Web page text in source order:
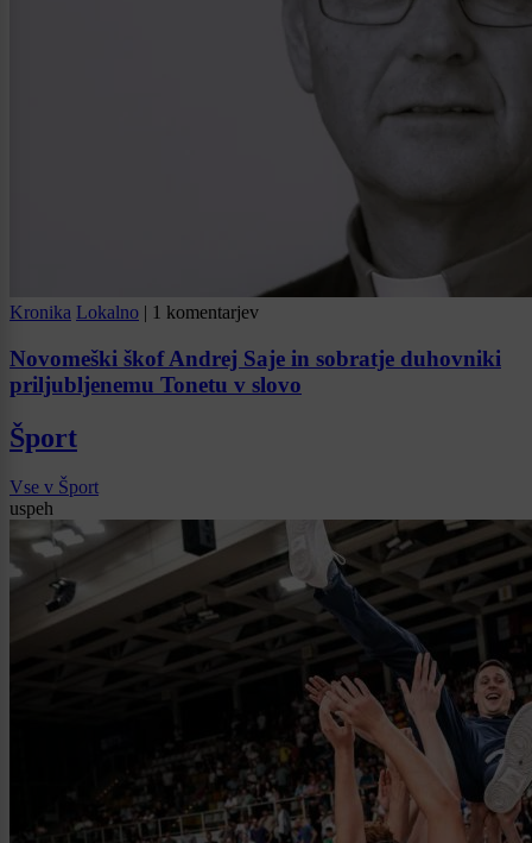
Kronika Lokalno | 1 komentarjev
Novomeški škof Andrej Saje in sobratje duhovniki
priljubljenemu Tonetu v slovo
Šport
Vse v Šport
uspeh